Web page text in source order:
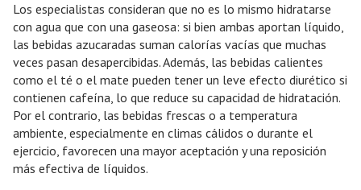
Los especialistas consideran que no es lo mismo hidratarse
con agua que con una gaseosa: si bien ambas aportan líquido,
las bebidas azucaradas suman calorías vacías que muchas
veces pasan desapercibidas. Además, las bebidas calientes
como el té o el mate pueden tener un leve efecto diurético si
contienen cafeína, lo que reduce su capacidad de hidratación.
Por el contrario, las bebidas frescas o a temperatura
ambiente, especialmente en climas cálidos o durante el
ejercicio, favorecen una mayor aceptación y una reposición
más efectiva de líquidos.